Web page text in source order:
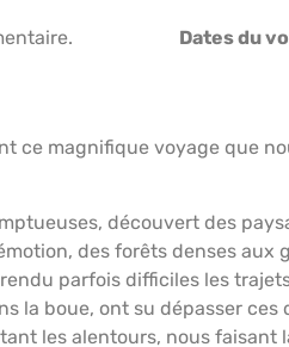
Dates du
magnifique voyage que
découvert des
des forêts denses
parfois difficiles les
la boue, ont su dépasser
les alentours, nous faisant